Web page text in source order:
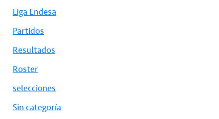
Liga Endesa
Partidos
Resultados
Roster
selecciones
Sin categoría